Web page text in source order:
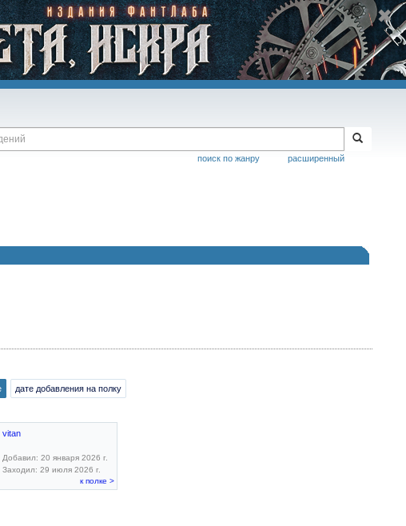
расширенный
поиск по жанру
дате добавления на полку
vitan
Добавил: 20 января 2026 г.
Заходил: 29 июля 2026 г.
к полке >